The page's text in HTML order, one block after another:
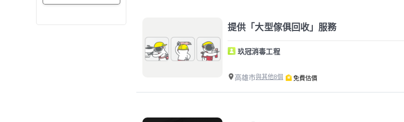
提供「大型傢俱回收」服務
玖冠消毒工程
高雄市與其他8個 免費估價